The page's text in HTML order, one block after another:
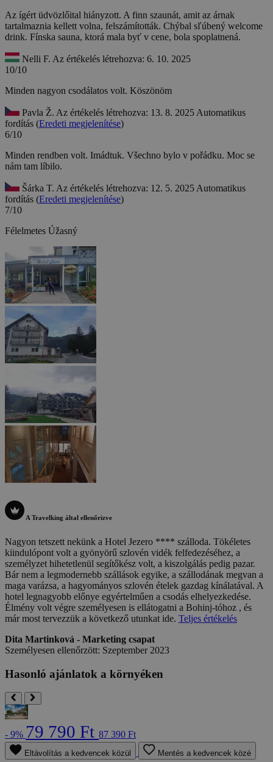
Az ígért üdvözlőital hiányzott. A finn szaunát, amit az árnak
tartalmaznia kellett volna, felszámították. Chýbal sľúbený welcome
drink. Fínska sauna, ktorá mala byť v cene, bola spoplatnená.
Nelli F. Az értékelés létrehozva: 6. 10. 2025
10/10
Minden nagyon csodálatos volt. Köszönöm
Pavla Ž. Az értékelés létrehozva: 13. 8. 2025 Automatikus
fordítás (Eredeti megjelenítése)
6/10
Minden rendben volt. Imádtuk. Všechno bylo v pořádku. Moc se
nám tam líbilo.
Šárka T. Az értékelés létrehozva: 12. 5. 2025 Automatikus
fordítás (Eredeti megjelenítése)
7/10
Félelmetes Úžasný
A Travelking által ellenőrizve
Nagyon tetszett nekünk a Hotel Jezero **** szálloda. Tökéletes
kiindulópont volt a gyönyörű szlovén vidék felfedezéséhez, a
személyzet hihetetlenül segítőkész volt, a kiszolgálás pedig pazar.
Bár nem a legmodernebb szállások egyike, a szállodának megvan a
maga varázsa, a hagyományos szlovén ételek gazdag kínálatával. A
hotel legnagyobb előnye egyértelműen a csodás elhelyezkedése.
Élmény volt végre személyesen is ellátogatni a Bohinj-tóhoz , és
már most tervezzük a következő utunkat ide. Teljes értékelés
Dita Martinková - Marketing csapat
Személyesen ellenőrzött: Szeptember 2023
Hasonló ajánlatok a környéken
- 9% 79 790 Ft 87 390 Ft
Eltávolítás a kedvencek közül Mentés a kedvencek közé